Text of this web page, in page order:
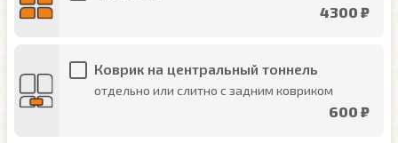
4300 ₽
Коврик на центральный тоннель
отдельно или слитно с задним ковриком
600 ₽